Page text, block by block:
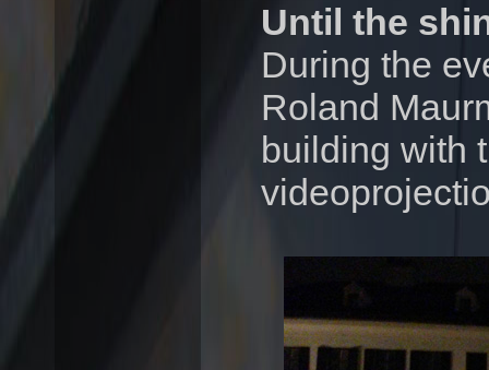
Until the
During the
Roland
building with